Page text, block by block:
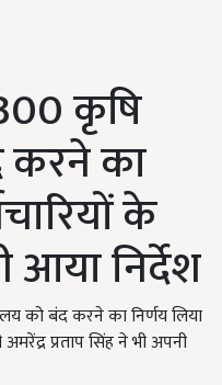
कृषि
करने का
के
निर्देश
को बंद करने का निर्णय लिया
प्रताप सिंह ने भी अपनी